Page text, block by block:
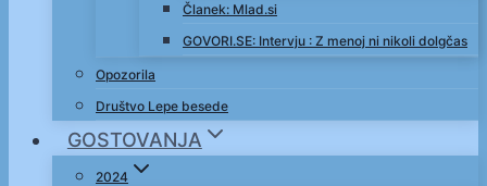
Članek: Mlad.si
GOVORI.SE: Intervju : Z menoj ni nikoli dolgčas
Opozorila
Društvo Lepe besede
GOSTOVANJA
2024